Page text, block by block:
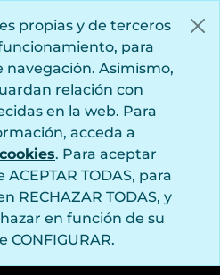
propias y de terceros
para
navegación. Asimismo,
relación con
en la web. Para
acceda a
. Para aceptar
TODAS, para
RECHAZAR TODAS, y
en función de su
CONFIGURAR.